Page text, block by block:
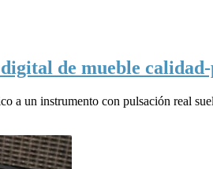
de mueble
a un instrumento con pulsación real